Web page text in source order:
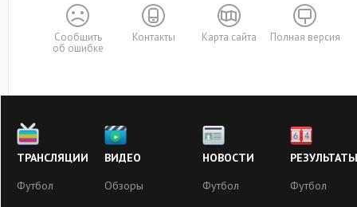
Сообщить
об ошибке
Контакты Карта сайта Полная версия
ТРАНСЛЯЦИИ
Футбол
ВИДЕО
Обзоры
НОВОСТИ
Футбол
РЕЗУЛЬТАТЫ
Футбол